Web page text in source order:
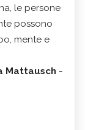
le persone
possono
mente e
Mattausch -